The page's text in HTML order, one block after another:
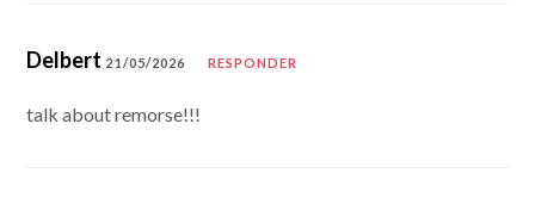
Delbert 21/05/2026 RESPONDER
talk about remorse!!!